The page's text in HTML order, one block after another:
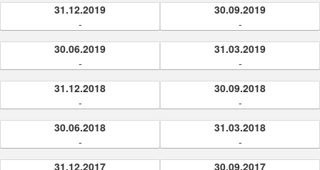
31.12.2019
-
30.09.2019
-
30.06.2019
-
31.03.2019
-
31.12.2018
-
30.09.2018
-
30.06.2018
-
31.03.2018
-
31.12.2017
30.09.2017